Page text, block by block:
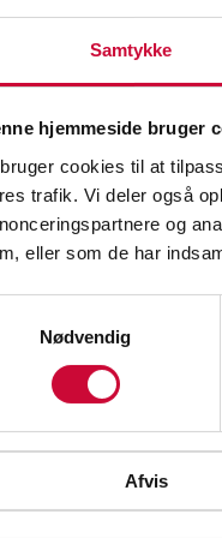
Samtykke
hjemmeside bruger
cookies til at
trafik. Vi deler også
og
eller som de har
Nødvendig
Afvis
Tilmeld dig vores